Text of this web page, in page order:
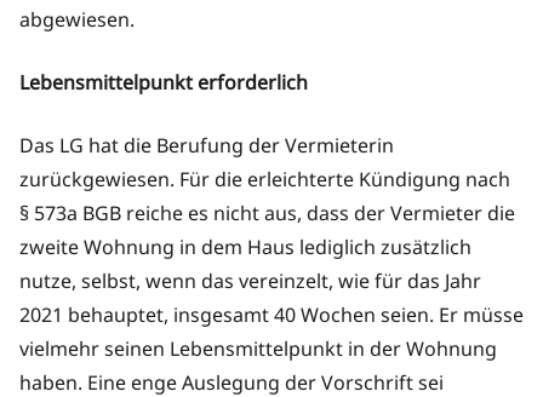
abgewiesen.
Lebensmittelpunkt erforderlich
Das LG hat die Berufung der Vermieterin
zurückgewiesen. Für die erleichterte Kündigung nach
§ 573a BGB reiche es nicht aus, dass der Vermieter die
zweite Wohnung in dem Haus lediglich zusätzlich
nutze, selbst, wenn das vereinzelt, wie für das Jahr
2021 behauptet, insgesamt 40 Wochen seien. Er müsse
vielmehr seinen Lebensmittelpunkt in der Wohnung
haben. Eine enge Auslegung der Vorschrift sei